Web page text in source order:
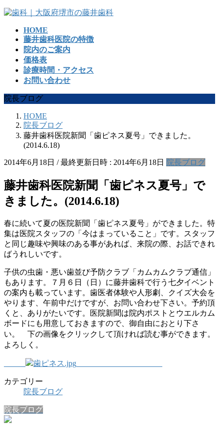
コ
ッ
プ
ナ
移
動
HOME
藤井歯科医院の特徴
院内のご案内
価格表
診療時間・アクセス
お問い合わせ
院長ブログ
HOME
院長ブログ
藤井歯科医院新聞「歯ピネス夏号」できました。
(2014.6.18)
2014年6月18日 / 最終更新日時 : 2014年6月18日 院長ブログ
藤井歯科医院新聞「歯ピネス夏号」で
きました。(2014.6.18)
春に続いて夏の医院新聞「歯ピネス夏号」ができました。特
集は医院スタッフの「今はまっていること」です。スタッフ
と同じ趣味や興味のある事があれば、来院の際、お話できれ
ばうれしいです。
子供の虫歯・悪い歯並び予防クラブ「カムカムクラブ通信」
もあります。７月６日（日）に藤井歯科で行う七夕イベント
の案内も載っています。歯医者体験や人形劇、クイズ大会を
やります、午前中だけですが、お問い合わせ下さい。予約頂
くと、ありがたいです。医院新聞は院内ポストとウエルカム
ボードにも用意しておきますので、御自由におとり下さ
い。
下の画像をクリックして頂ければ読む事ができます。
よろしく。
カテゴリー
院長ブログ
院長ブログ